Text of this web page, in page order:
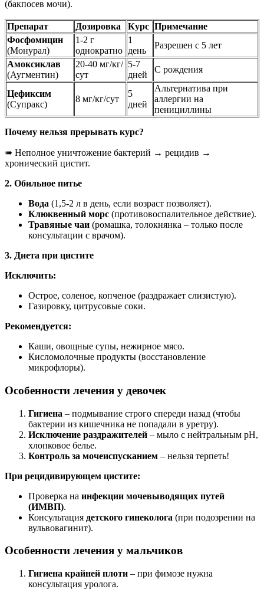
(бакпосев мочи).
Препарат Дозировка Курс Примечание
Фосфомицин
(Монурал)
1-2 г
однократно
1
день
Разрешен с 5 лет
Амоксиклав
(Аугментин)
20-40 мг/кг/
сут
5-7
дней
С рождения
Цефиксим
(Супракс)
8 мг/кг/сут
5
дней
Альтернатива при
аллергии на
пенициллины
Почему нельзя прерывать курс?
➠ Неполное уничтожение бактерий → рецидив →
хронический цистит.
2. Обильное питье
Вода (1,5-2 л в день, если возраст позволяет).
Клюквенный морс (противовоспалительное действие).
Травяные чаи (ромашка, толокнянка – только после
консультации с врачом).
3. Диета при цистите
Исключить:
Острое, соленое, копченое (раздражает слизистую).
Газировку, цитрусовые соки.
Рекомендуется:
Каши, овощные супы, нежирное мясо.
Кисломолочные продукты (восстановление
микрофлоры).
Особенности лечения у девочек
Гигиена – подмывание строго спереди назад (чтобы
бактерии из кишечника не попадали в уретру).
Исключение раздражителей – мыло с нейтральным pH,
хлопковое белье.
Контроль за мочеиспусканием – нельзя терпеть!
При рецидивирующем цистите:
Проверка на инфекции мочевыводящих путей
(ИМВП).
Консультация детского гинеколога (при подозрении на
вульвовагинит).
Особенности лечения у мальчиков
Гигиена крайней плоти – при фимозе нужна
консультация уролога.